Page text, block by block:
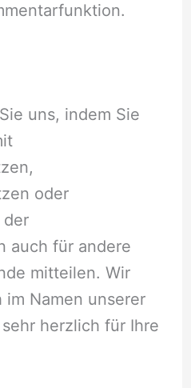
uns, indem Sie
oder
der
auch für andere
mitteilen. Wir
im Namen unserer
herzlich für Ihre